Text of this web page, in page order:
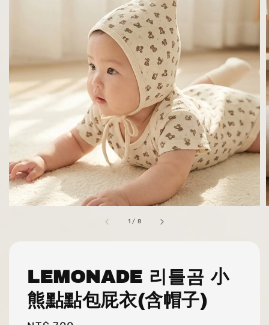
1 / 8
LEMONADE 리틀곰 小
熊點點包屁衣(含帽子)